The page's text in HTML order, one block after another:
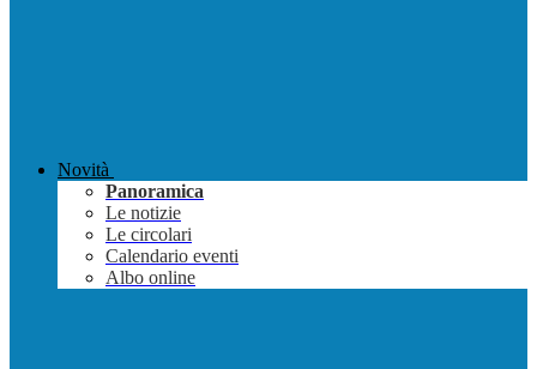
Novità
Panoramica
Le notizie
Le circolari
Calendario eventi
Albo online